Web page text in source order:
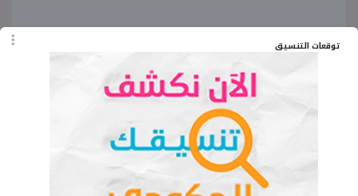
توقعات التنسيق
الكلمات المفتاحية
موعد امتحانات شهر أكتوبر تانية إعدادي 2025
امتحانات شهر أكتوبر 2025